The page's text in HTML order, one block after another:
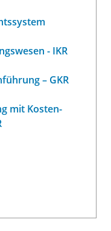
- IKR
– GKR
mit Kosten-